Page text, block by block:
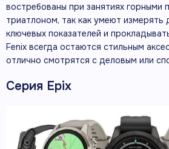
востребованы при занятиях горными
триатлоном, так как умеют измерять
ключевых показателей и
Fenix всегда остаются стильным
отлично смотрятся с деловым или
Серия Epix